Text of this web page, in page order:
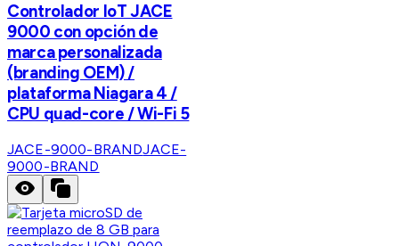
Controlador IoT JACE
9000 con opción de
marca personalizada
(branding OEM) /
plataforma Niagara 4 /
CPU quad-core / Wi-Fi 5
JACE-9000-BRANDJACE-
9000-BRAND